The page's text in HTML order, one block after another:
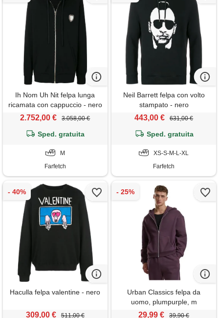
Ih Nom Uh Nit felpa lunga
ricamata con cappuccio - nero
2.752,00 € 3.058,00 €
Sped. gratuita
M
Farfetch
Neil Barrett felpa con volto
stampato - nero
443,00 € 631,00 €
Sped. gratuita
XS-S-M-L-XL
Farfetch
Haculla felpa valentine - nero
309,00 € 511,00 €
Urban Classics felpa da
uomo, plumpurple, m
29,99 € 39,90 €